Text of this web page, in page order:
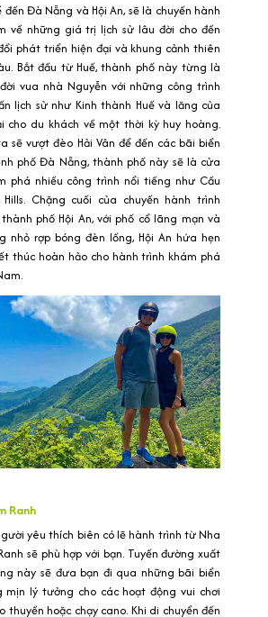
Đà Nẵng và Hội An, sẽ là chuyến hành
về những giá trị lịch sử lâu đời cho đến
phát triển hiện đại và khung cảnh thiên
Bắt đầu từ Huế, thành phố này từng là
vua nhà Nguyễn với những công trình
lịch sử như Kinh thành Huế và lăng của
cho du khách về một thời kỳ huy hoàng.
sẽ vượt đèo Hải Vân để đến các bãi biển
phố Đà Nẵng, thành phố này sẽ là cửa
phá nhiều công trình nổi tiếng như Cầu
Chặng cuối của chuyến hành trình
phố Hội An, với phố cổ lãng mạn và
nhỏ rợp bóng đèn lồng, Hội An hứa hẹn
thúc hoàn hảo cho hành trình khám phá
Ranh
yêu thích biên có lẽ hành trình từ Nha
sẽ phù hợp với bạn. Tuyến đường xuất
này sẽ đưa bạn đi qua những bãi biển
lý tưởng cho các hoạt động vui chơi
thuyền hoặc chạy cano. Khi di chuyển đến